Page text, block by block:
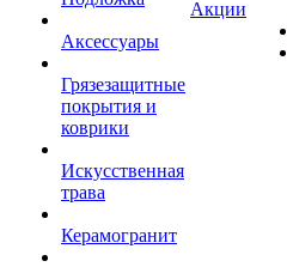
Аксессуары
Грязезащитные
покрытия и
коврики
Искусственная
трава
Керамогранит
Акции